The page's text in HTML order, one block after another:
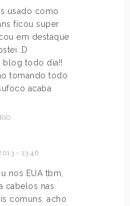
usado como
ficou super
em destaque
:D
blog todo dia!!
tomando todo
acaba
- 13:46
nos EUA tbm,
cabelos nas
comuns, acho